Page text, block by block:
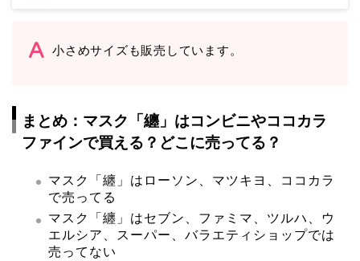
小さめサイズも販売しています。
まとめ：マスク「纏」はコンビニやココカラ
ファインで買える？どこに売ってる？
マスク「纏」はローソン、マツキヨ、ココカラ
で売ってる
マスク「纏」はセブン、ファミマ、ツルハ、ウ
エルシア、スーパー、バラエティショップでは
売ってない